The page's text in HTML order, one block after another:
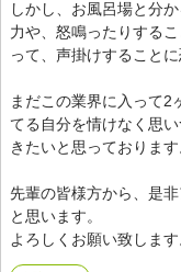
しかし、お風呂場と分
力や、怒鳴ったりする
って、声掛けすること
まだこの業界に入って2
てる自分を情けなく思
きたいと思っております
先輩の皆様方から、是
と思います。
よろしくお願い致します